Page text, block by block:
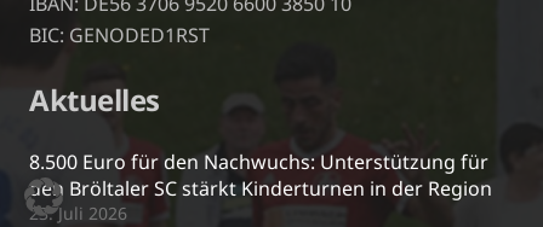
BIC: GENODED1RST
Aktuelles
8.500 Euro für den Nachwuchs: Unterstützung für
den Bröltaler SC stärkt Kinderturnen in der Region
23. Juli 2026